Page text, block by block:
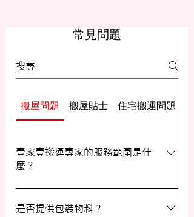
常見問題
搬屋問題 搬屋貼士 住宅搬運問題
壹家壹搬運專家的服務範圍是什
麼？
壹家壹搬運專家的服務覆蓋港九及新界，無
論是一般搬屋服務還是商務搬遷，我們都能
是否提供包裝物料？